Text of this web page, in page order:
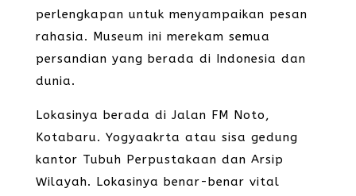
perlengkapan untuk menyampaikan pesan
rahasia. Museum ini merekam semua
persandian yang berada di Indonesia dan
dunia.
Lokasinya berada di Jalan FM Noto,
Kotabaru. Yogyaakrta atau sisa gedung
kantor Tubuh Perpustakaan dan Arsip
Wilayah. Lokasinya benar-benar vital